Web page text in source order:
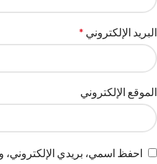
البريد الإلكتروني *
الموقع الإلكتروني
احفظ اسمي، بريدي الإلكتروني،